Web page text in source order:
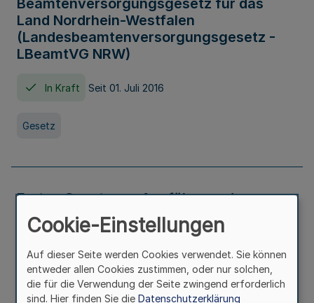
Beamtenversorgungsgesetz für das
Land Nordrhein-Westfalen
(Landesbeamtenversorgungsgesetz -
LBeamtVG NRW)
In Kraft Seit 01. Juli 2016
Gesetz
Erstes Gesetz zur Ausführung des
Kinder- und Jugendhilfegesetzes - AG -
KJHG -
In Kraft Seit 01. Januar 1991
Cookie-Einstellungen
Auf dieser Seite werden Cookies verwendet. Sie können
entweder allen Cookies zustimmen, oder nur solchen,
die für die Verwendung der Seite zwingend erforderlich
sind. Hier finden Sie die Datenschutzerklärung